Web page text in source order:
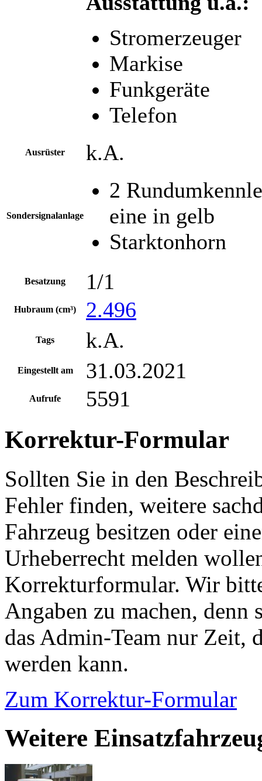
Stromerzeuger
Markise
Funkgeräte
Telefon
Ausrüster k.A.
Sondersignalanlage
2
eine in gelb
Starktonhorn
Besatzung 1/1
Hubraum (cm³) 2.496
Tags k.A.
Eingestellt am 31.03.2021
Aufrufe 5591
Korrektur-Formular
Sollten Sie in den
Fehler finden, weitere
Fahrzeug besitzen oder
Urheberrecht melden
Korrekturformular. Wir
Angaben zu machen,
das Admin-Team nur Zeit,
werden kann.
Zum Korrektur-Formular
Weitere